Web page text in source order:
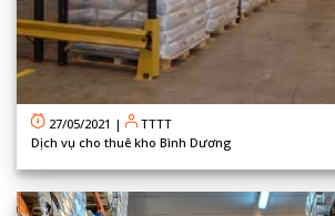
27/05/2021 |
TTTT
Dịch vụ cho thuê kho Bình Dương